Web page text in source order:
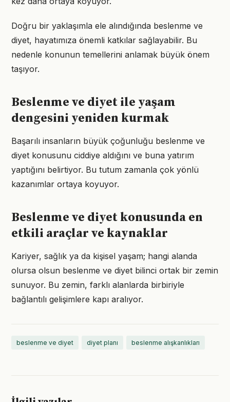
Doğru bir yaklaşımla ele alındığında beslenme ve
diyet, hayatımıza önemli katkılar sağlayabilir. Bu
nedenle konunun temellerini anlamak büyük önem
taşıyor.
Beslenme ve diyet ile yaşam
dengesini yeniden kurmak
Başarılı insanların büyük çoğunluğu beslenme ve
diyet konusunu ciddiye aldığını ve buna yatırım
yaptığını belirtiyor. Bu tutum zamanla çok yönlü
kazanımlar ortaya koyuyor.
Beslenme ve diyet konusunda en
etkili araçlar ve kaynaklar
Kariyer, sağlık ya da kişisel yaşam; hangi alanda
olursa olsun beslenme ve diyet bilinci ortak bir zemin
sunuyor. Bu zemin, farklı alanlarda birbiriyle
bağlantılı gelişimlere kapı aralıyor.
beslenme ve diyet diyet planı beslenme alışkanlıkları